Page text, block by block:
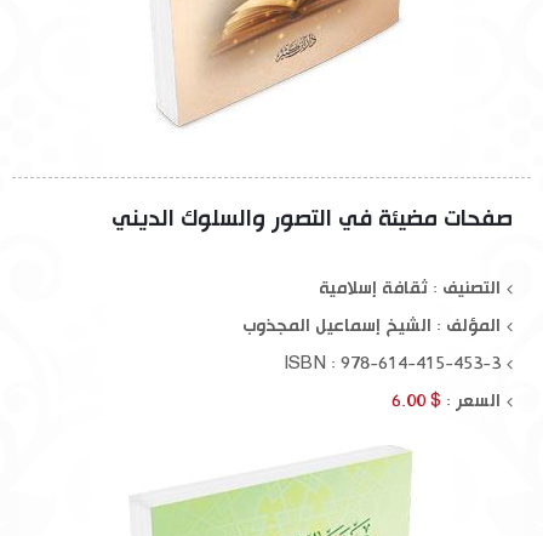
صفحات مضيئة في التصور والسلوك الديني
التصنيف : ثقافة إسلامية
المؤلف : الشيخ إسماعيل المجذوب
ISBN : 978-614-415-453-3
السعر : $ 6.00